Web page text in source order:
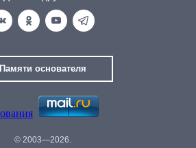
Памяти основателя
© 2003—2026.